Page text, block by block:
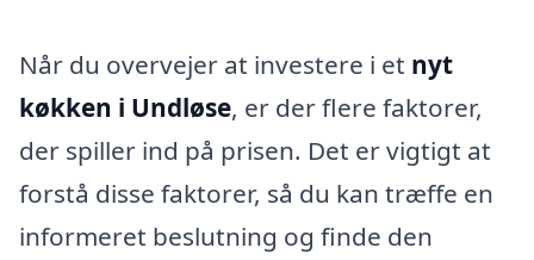
Når du overvejer at investere i et nyt
køkken i Undløse, er der flere faktorer,
der spiller ind på prisen. Det er vigtigt at
forstå disse faktorer, så du kan træffe en
informeret beslutning og finde den